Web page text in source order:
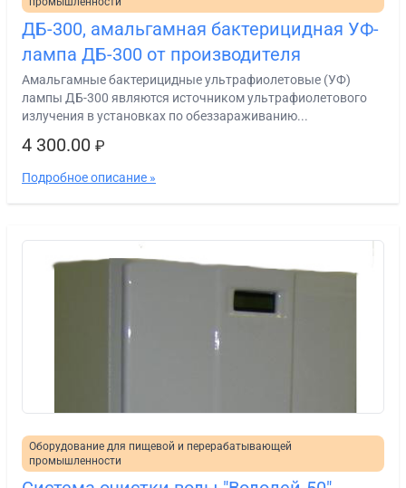
ДБ-300, амальгамная бактерицидная УФ-
лампа ДБ-300 от производителя
Амальгамные бактерицидные ультрафиолетовые (УФ)
лампы ДБ-300 являются источником ультрафиолетового
излучения в установках по обеззараживанию...
4 300.00 ₽
Подробное описание »
Оборудование для пищевой и перерабатывающей
промышленности